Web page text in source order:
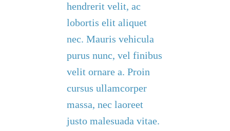
hendrerit velit, ac
lobortis elit aliquet
nec. Mauris vehicula
purus nunc, vel finibus
velit ornare a. Proin
cursus ullamcorper
massa, nec laoreet
justo malesuada vitae.